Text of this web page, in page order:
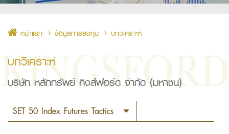
หน้าแรก ข้อมูลการลงทุน บทวิเคราะห์
บทวิเคราะห์
บริษัท หลักทรัพย์ คิงส์ฟอร์ด จำกัด (มหาชน)